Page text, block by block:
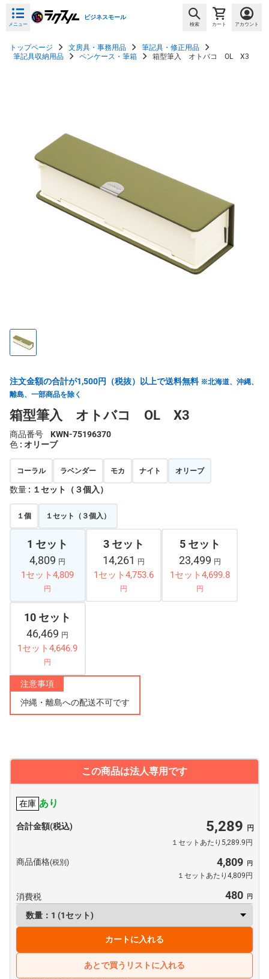
メニュー
ビジネスモール
検索 カート アカウント
トップページ 文房具・事務用品
筆記具・修正用品
筆記具収納用品
ペンケース・筆箱 箱型筆入 オトバコ OL X3
注文金額の合計が1,500円（税抜）以上で送料無料 ※北海道、沖縄、
離島、一部商品を除く
箱型筆入 オトバコ OL X3
商品番号
KWN-75196370
色 : オリーブ
コーラル ラベンダー モカ ナイト オリーブ
数量 : １セット（３個入）
１個 １セット（３個入）
1 セット
4,809 円
1セット4,809
円
3 セット
14,261
円
1セット4,753.6
円
5 セット
23,499 円
1セット4,699.8
円
10 セット
46,469 円
1セット4,646.9
円
注意事項
沖縄・離島への配送不可です
この商品は法人専用です
在庫 あり
合計金額(税込) 5,289
１セットあたり5,289.9円
商品価格(税別) 4,809
１セットあたり4,809円
消費税 480
カートに入れる
あとで買うリストに入れる